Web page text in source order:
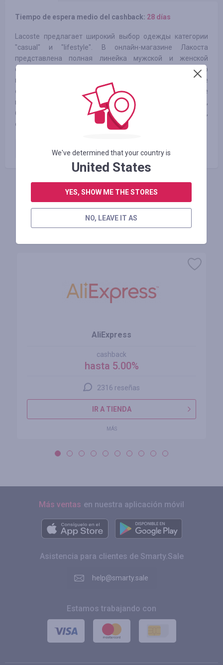
Tiempo de espera medio del cashback: 28 días
Lacoste предлагает широкий выбор одежды категории
"casual" и "lifestyle". В онлайн-магазине Лакоста
представлена полная линейка мужской и женской
одежды для повседневной жизни и активного
времяпрепровождения и отдыха. Здесь Вы найдете
одежду из ткани высокого качества - элегантные
комплекты джерси, стильные платья, рубашки и блузы,
брюки и легендарные поло всех возможных цветов,
ставших визитной карточкой марки!
Оплаченный заказ
INICIE SESIÓN PARA DEJAR UNA RESEÑA
AliExpress
cashback
hasta 5.00%
2316 reseñas
IR A TIENDA
MÁS
Más ventas en nuestra aplicación móvil
Asistencia para clientes de Smarty.Sale
help@smarty.sale
Estamos trabajando con
We've determined that your country is
United States
YES, SHOW ME THE STORES
NO, LEAVE IT AS